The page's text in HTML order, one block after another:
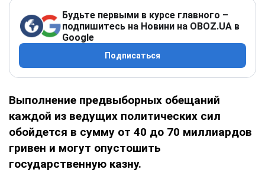
Будьте первыми в курсе главного –
подпишитесь на Новини на OBOZ.UA в
Google
Подписаться
Выполнение предвыборных обещаний
каждой из ведущих политических сил
обойдется в сумму от 40 до 70 миллиардов
гривен и могут опустошить
государственную казну.